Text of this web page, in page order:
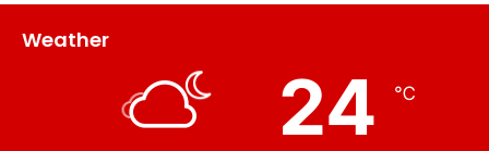
Weather
24 ℃